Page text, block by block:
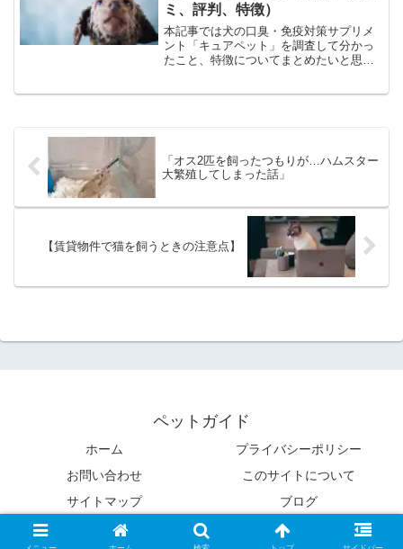
ミ、評判、特徴）
本記事では犬の口臭・免疫対策サプリメ
ント「キュアペット」を調査して分かっ
たこと、特徴についてまとめたいと思い
「オス2匹を飼ったつもりが…ハムスター
大繁殖してしまった話」
【賃貸物件で猫を飼うときの注意点】
ペットガイド
ホーム
プライバシーポリシー
お問い合わせ
このサイトについて
サイトマップ
ブログ
Copyright © 2020 ペットガイド All Rights Reserved.